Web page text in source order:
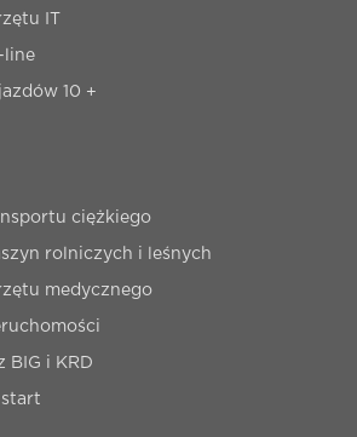
IT
line
10 +
ciężkiego
rolniczych i leśnych
medycznego
BIG i KRD
start